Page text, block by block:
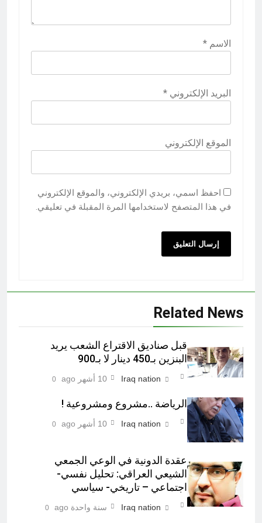
الاسم *
البريد الإلكتروني *
الموقع الإلكتروني
احفظ اسمي، بريدي الإلكتروني، والموقع الإلكتروني
في هذا المتصفح لاستخدامها المرة المقبلة في تعليقي.
Related News
قبل صناديق الاقتراع الشعب يريد
البنزين بـ450 دينار لا بـ900
Iraq nation 10 أشهر ago 0
الرياضة ..مشروع ومشروعية !
Iraq nation 10 أشهر ago 0
عقدة الدونية في الوعي الجمعي
الشيعي العراقي: تحليل نفسي-
اجتماعي – تاريخي- سياسي
Iraq nation سنة واحدة ago 0